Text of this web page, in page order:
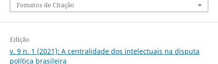
Fomatos de Citação
Edição
v. 9 n. 1 (2021): A centralidade dos intelectuais na disputa
política brasileira